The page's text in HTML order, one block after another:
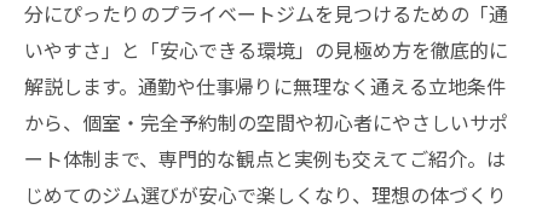
分にぴったりのプライベートジムを見つけるための「通
いやすさ」と「安心できる環境」の見極め方を徹底的に
解説します。通勤や仕事帰りに無理なく通える立地条件
から、個室・完全予約制の空間や初心者にやさしいサポ
ート体制まで、専門的な観点と実例も交えてご紹介。は
じめてのジム選びが安心で楽しくなり、理想の体づくり